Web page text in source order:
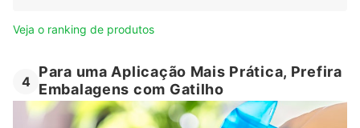
Veja o ranking de produtos
4
Para uma Aplicação Mais Prática, Prefira
Embalagens com Gatilho